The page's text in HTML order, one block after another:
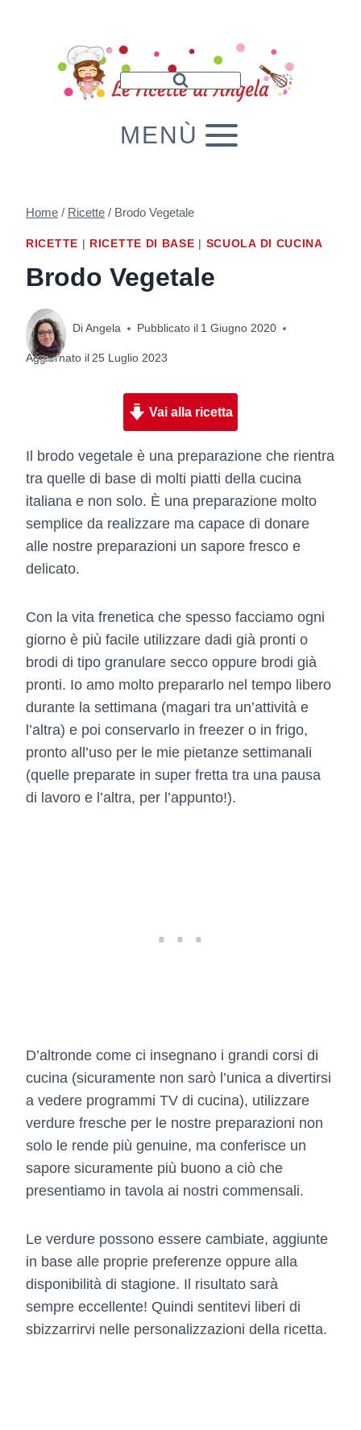
MENÙ
Home / Ricette / Brodo Vegetale
RICETTE | RICETTE DI BASE | SCUOLA DI CUCINA
Brodo Vegetale
DiAngela Pubblicato il 1 Giugno 2020
Aggiornato il 25 Luglio 2023
Vai alla ricetta
Il brodo vegetale è una preparazione che rientra
tra quelle di base di molti piatti della cucina
italiana e non solo. È una preparazione molto
semplice da realizzare ma capace di donare
alle nostre preparazioni un sapore fresco e
delicato.
Con la vita frenetica che spesso facciamo ogni
giorno è più facile utilizzare dadi già pronti o
brodi di tipo granulare secco oppure brodi già
pronti. Io amo molto prepararlo nel tempo libero
durante la settimana (magari tra un’attività e
l’altra) e poi conservarlo in freezer o in frigo,
pronto all’uso per le mie pietanze settimanali
(quelle preparate in super fretta tra una pausa
di lavoro e l’altra, per l’appunto!).
D’altronde come ci insegnano i grandi corsi di
cucina (sicuramente non sarò l’unica a divertirsi
a vedere programmi TV di cucina), utilizzare
verdure fresche per le nostre preparazioni non
solo le rende più genuine, ma conferisce un
sapore sicuramente più buono a ciò che
presentiamo in tavola ai nostri commensali.
Le verdure possono essere cambiate, aggiunte
in base alle proprie preferenze oppure alla
disponibilità di stagione. Il risultato sarà
sempre eccellente! Quindi sentitevi liberi di
sbizzarrirvi nelle personalizzazioni della ricetta.